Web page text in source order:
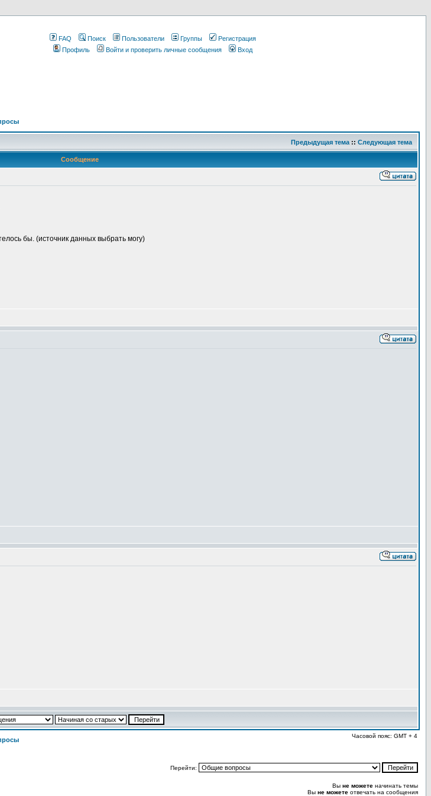
FAQ Поиск Пользователи Группы
Регистрация
Профиль
Войти и проверить личные сообщения Вход
Предыдущая тема :: Следующая тема
Сообщение
бы. (источник данных выбрать могу)
Часовой пояс: GMT + 4
Перейти:
Вы не можете начинать темы
Вы не можете отвечать на сообщения